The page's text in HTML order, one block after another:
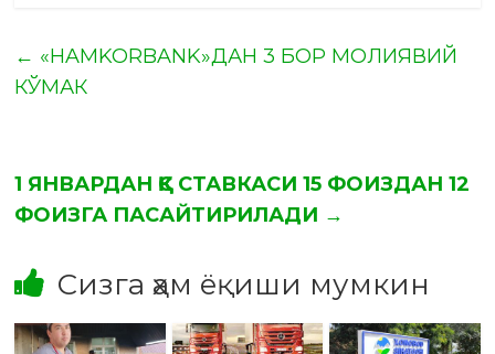
← «HAMKORBANK»ДАН 3 БОР МОЛИЯВИЙ
КЎМАК
1 ЯНВАРДАН ҚҚС СТАВКАСИ 15 ФОИЗДАН 12
ФОИЗГА ПАСАЙТИРИЛАДИ →
Сизга ҳам ёқиши мумкин